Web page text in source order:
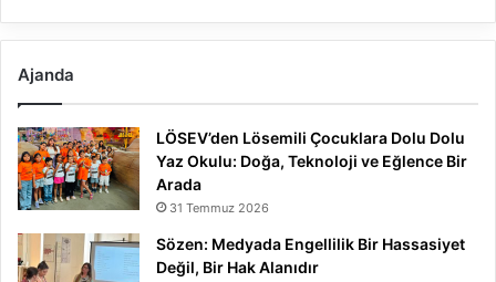
Ajanda
LÖSEV’den Lösemili Çocuklara Dolu Dolu
Yaz Okulu: Doğa, Teknoloji ve Eğlence Bir
Arada
31 Temmuz 2026
Sözen: Medyada Engellilik Bir Hassasiyet
Değil, Bir Hak Alanıdır